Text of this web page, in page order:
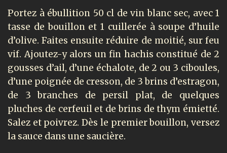
Portez à ébullition 50 cl de vin blanc sec, avec 1
tasse de bouillon et 1 cuillerée à soupe d’huile
d’olive. Faites ensuite réduire de moitié, sur feu
vif. Ajoutez-y alors un fin hachis constitué de 2
gousses d’ail, d’une échalote, de 2 ou 3 ciboules,
d’une poignée de cresson, de 3 brins d’estragon,
de 3 branches de persil plat, de quelques
pluches de cerfeuil et de brins de thym émietté.
Salez et poivrez. Dès le premier bouillon, versez
la sauce dans une saucière.